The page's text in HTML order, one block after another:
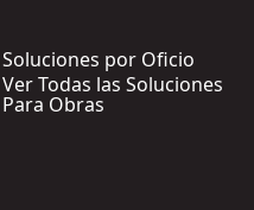
Soluciones por Oficio
Ver Todas las Soluciones
Para Obras